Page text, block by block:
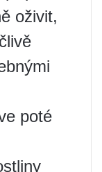
oživit,
poté